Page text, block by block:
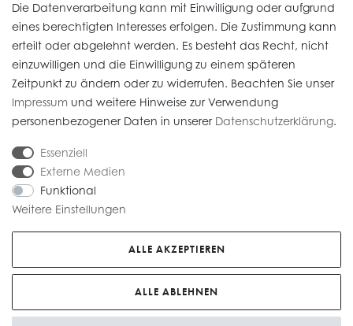
Widerrufs­recht
Impressum
AGB
Kundenauftrag) sind nach § 25 A UStG besteuert, die MwSt ist nicht
ausweisbar. Alle Preise zzgl.Versandkosten
Die Datenverarbeitung kann mit Einwilligung oder aufgrund
eines berechtigten Interesses erfolgen. Die Zustimmung kann
erteilt oder abgelehnt werden. Es besteht das Recht, nicht
einzuwilligen und die Einwilligung zu einem späteren
Zeitpunkt zu ändern oder zu widerrufen. Beachten Sie unser
Impressum und weitere Hinweise zur Verwendung
personenbezogener Daten in unserer Daten­schutz­erklärung.
Essenziell
Externe Medien
Funktional
Weitere Einstellungen
ALLE AKZEPTIEREN
ALLE ABLEHNEN